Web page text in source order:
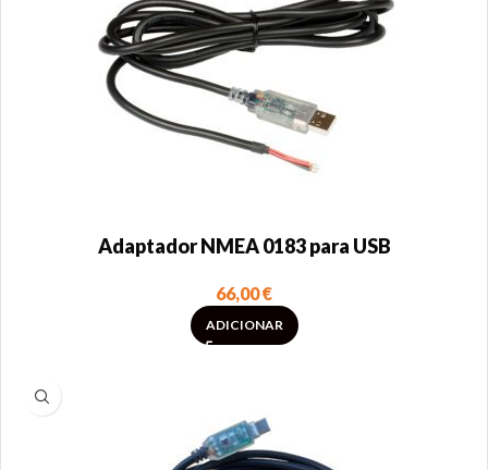
Adaptador NMEA 0183 para USB
66,00€
ADICIONAR